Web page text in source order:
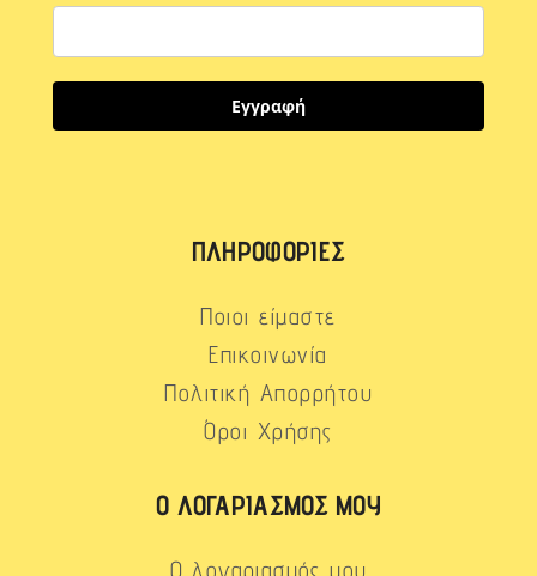
Εγγραφή
ΠΛΗΡΟΦΟΡΊΕΣ
Ποιοι είμαστε
Επικοινωνία
Πολιτική Απορρήτου
Όροι Χρήσης
Ο ΛΟΓΑΡΙΑΣΜΌΣ ΜΟΥ
Ο λογαριασμός μου